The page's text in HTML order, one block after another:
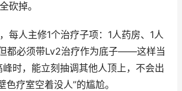
砍掉。
每人主修1个治疗子项：1人药房、1人
都必须带Lv2治疗作为底子——这样当
时，能立刻抽调其他人顶上，不会出
色疗室空着没人”的尴尬。